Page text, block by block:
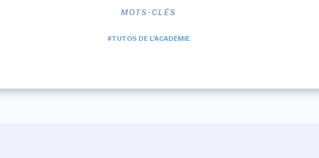
MOTS-CLÉS
#TUTOS DE L'ACADÉMIE